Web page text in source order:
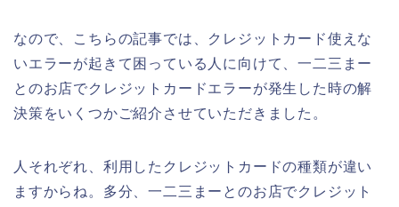
なので、こちらの記事では、クレジットカード使えな
いエラーが起きて困っている人に向けて、一二三まー
とのお店でクレジットカードエラーが発生した時の解
決策をいくつかご紹介させていただきました。
人それぞれ、利用したクレジットカードの種類が違い
ますからね。多分、一二三まーとのお店でクレジット